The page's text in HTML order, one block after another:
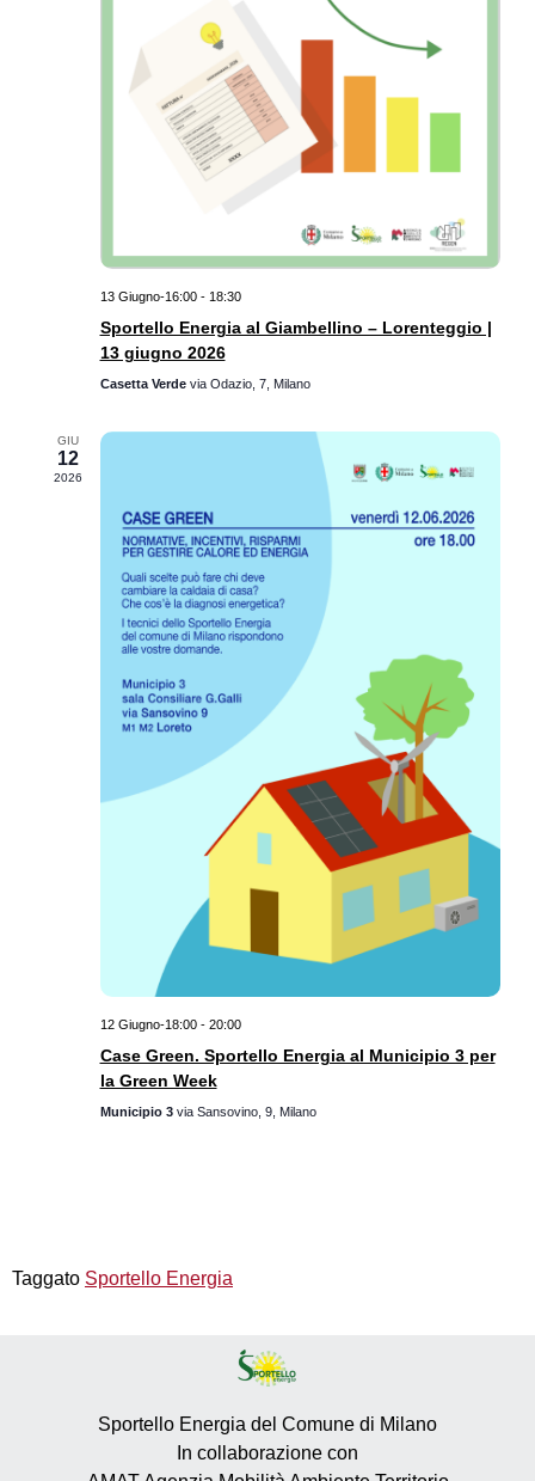
13 Giugno-16:00- 18:30
Sportello Energia al Giambellino – Lorenteggio |
13 giugno 2026
Casetta Verde via Odazio, 7, Milano
GIU
12
2026
12 Giugno-18:00- 20:00
Case Green. Sportello Energia al Municipio 3 per
la Green Week
Municipio 3 via Sansovino, 9, Milano
Taggato Sportello Energia
Sportello Energia del Comune di Milano
In collaborazione con